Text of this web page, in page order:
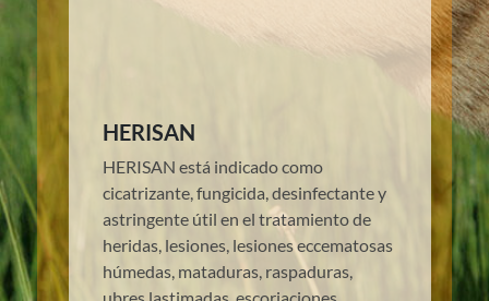
HERISAN
HERISAN está indicado como
cicatrizante, fungicida, desinfectante y
astringente útil en el tratamiento de
heridas, lesiones, lesiones eccematosas
húmedas, mataduras, raspaduras,